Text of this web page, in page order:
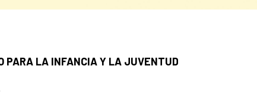
PARA LA INFANCIA Y LA JUVENTUD